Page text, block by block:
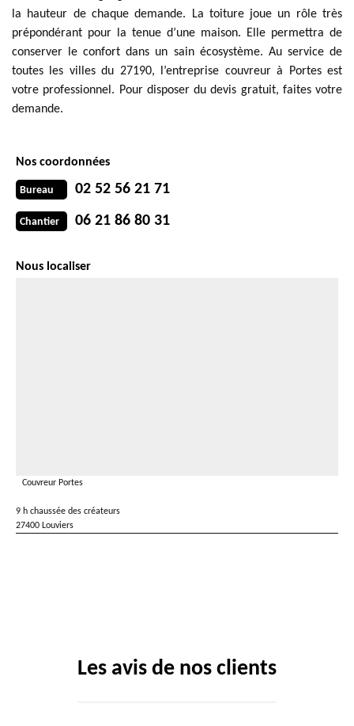
la hauteur de chaque demande. La toiture joue un rôle très
prépondérant pour la tenue d’une maison. Elle permettra de
conserver le confort dans un sain écosystème. Au service de
toutes les villes du 27190, l’entreprise couvreur à Portes est
votre professionnel. Pour disposer du devis gratuit, faites votre
demande.
Nos coordonnées
Bureau 02 52 56 21 71
Chantier 06 21 86 80 31
Nous localiser
Couvreur Portes
9 h chaussée des créateurs
27400 Louviers
Les avis de nos clients